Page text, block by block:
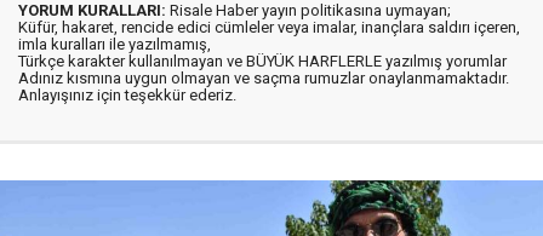
YORUM KURALLARI: Risale Haber yayın politikasına uymayan;
Küfür, hakaret, rencide edici cümleler veya imalar, inançlara saldırı içeren,
imla kuralları ile yazılmamış,
Türkçe karakter kullanılmayan ve BÜYÜK HARFLERLE yazılmış yorumlar
Adınız kısmına uygun olmayan ve saçma rumuzlar onaylanmamaktadır.
Anlayışınız için teşekkür ederiz.